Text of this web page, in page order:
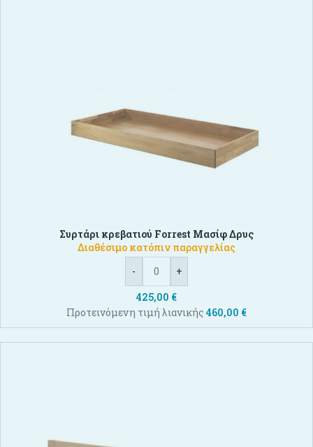
Συρτάρι κρεβατιού Forrest Μασίφ Δρυς
Διαθέσιμο κατόπιν παραγγελίας
-
+
425,00 €
Προτεινόμενη τιμή λιανικής460,00 €